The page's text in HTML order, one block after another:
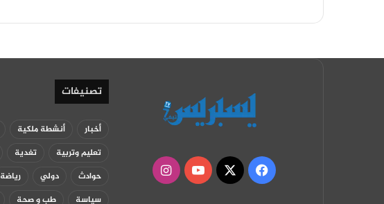
فيسبوك
‫X
‫YouTubeانستقرام
تصنيفات
أخبار أنشطة ملكية
تعليم وتربية
تغدية
حوادث
دولي رياضة
سياسة
طب و صحة